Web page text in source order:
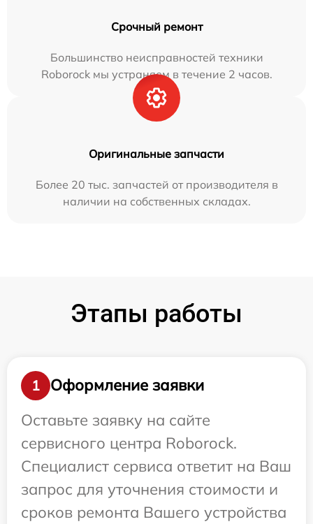
Срочный ремонт
Большинство неисправностей техники
Roborock мы устраняем в течение 2 часов.
Оригинальные запчасти
Более 20 тыс. запчастей от производителя в
наличии на собственных складах.
Этапы работы
1
Оформление заявки
Оставьте заявку на сайте
сервисного центра Roborock.
Специалист сервиса ответит на Ваш
запрос для уточнения стоимости и
сроков ремонта Вашего устройства